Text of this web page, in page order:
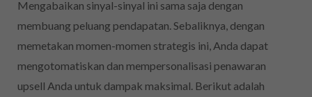
Mengabaikan sinyal-sinyal ini sama saja dengan
membuang peluang pendapatan. Sebaliknya, dengan
memetakan momen-momen strategis ini, Anda dapat
mengotomatiskan dan mempersonalisasi penawaran
upsell Anda untuk dampak maksimal. Berikut adalah